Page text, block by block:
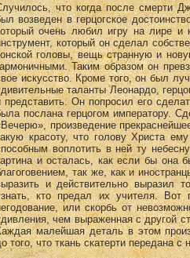
что когда после смерти
возведен в герцогское
очень любил игру на лире и
который он сделал
головы, вещь странную и
Таким образом он
искусство. Кроме того, он был
таланты Леонардо,
представить. Он попросил его
послана герцогом императору.
произведение
красоту, что голову Христа
воплотить в ней ту
и осталась, как если бы она
так же, как и
и действительно выразил
кто предал их учителя.
или скорбь от
чем выраженная с другой
малейшая деталь в этом
того, что ткань скатерти передана